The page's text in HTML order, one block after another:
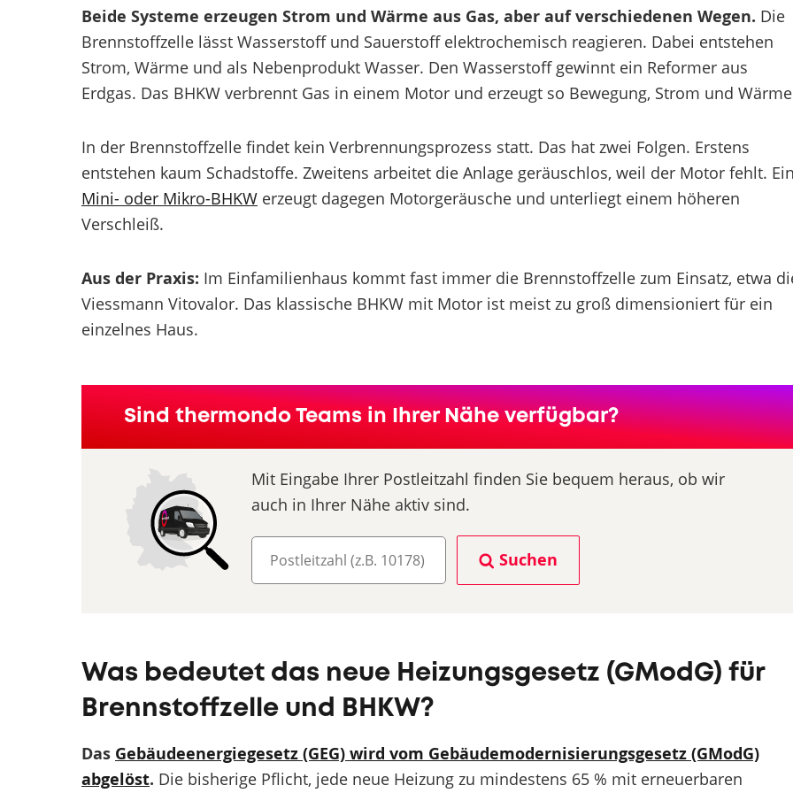
Beide Systeme erzeugen Strom und Wärme aus Gas, aber auf verschiedenen Wegen. Die
Brennstoffzelle lässt Wasserstoff und Sauerstoff elektrochemisch reagieren. Dabei entstehen
Strom, Wärme und als Nebenprodukt Wasser. Den Wasserstoff gewinnt ein Reformer aus
Erdgas. Das BHKW verbrennt Gas in einem Motor und erzeugt so Bewegung, Strom und
In der Brennstoffzelle findet kein Verbrennungsprozess statt. Das hat zwei Folgen. Erstens
entstehen kaum Schadstoffe. Zweitens arbeitet die Anlage geräuschlos, weil der Motor fehlt. Ein
Mini- oder Mikro-BHKW erzeugt dagegen Motorgeräusche und unterliegt einem höheren
Verschleiß.
Aus der Praxis: Im Einfamilienhaus kommt fast immer die Brennstoffzelle zum Einsatz, etwa
Viessmann Vitovalor. Das klassische BHKW mit Motor ist meist zu groß dimensioniert für ein
einzelnes Haus.
Sind thermondo Teams in Ihrer Nähe verfügbar?
Mit Eingabe Ihrer Postleitzahl finden Sie bequem heraus, ob wir
auch in Ihrer Nähe aktiv sind.
Suchen
Was bedeutet das neue Heizungsgesetz (GModG) für
Brennstoffzelle und BHKW?
Das Gebäudeenergiegesetz (GEG) wird vom Gebäudemodernisierungsgesetz (GModG)
abgelöst. Die bisherige Pflicht, jede neue Heizung zu mindestens 65 % mit erneuerbaren